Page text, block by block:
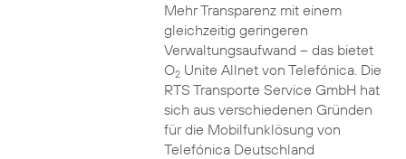
Mehr Transparenz mit einem
gleichzeitig geringeren
Verwaltungsaufwand – das bietet
O2Unite Allnet von Telefónica. Die
RTS Transporte Service GmbH hat
sich aus verschiedenen Gründen
für die Mobilfunklösung von
Telefónica Deutschland